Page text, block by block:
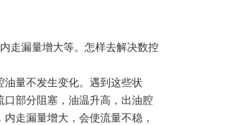
走漏量增大等。怎样去解决数控
量不发生变化。遇到这些状
部分阻塞，油温升高，出油腔
走漏量增大，会使流量不稳，